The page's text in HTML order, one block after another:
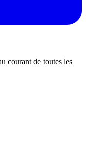
courant de toutes les